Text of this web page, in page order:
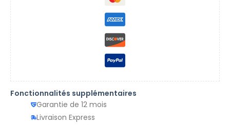
Fonctionnalités supplémentaires
Garantie de 12 mois
Livraison Express